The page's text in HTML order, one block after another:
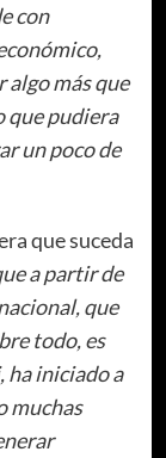
con
más que
que pudiera
un poco de
que suceda
a partir de
que
todo, es
ha iniciado a
muchas